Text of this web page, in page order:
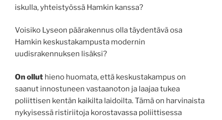
iskulla, yhteistyössä Hamkin kanssa?
Voisiko Lyseon päärakennus olla täydentävä osa
Hamkin keskustakampusta modernin
uudisrakennuksen lisäksi?
On ollut hieno huomata, että keskustakampus on
saanut innostuneen vastaanoton ja laajaa tukea
poliittisen kentän kaikilta laidoilta. Tämä on harvinaista
nykyisessä ristiriitoja korostavassa poliittisessa